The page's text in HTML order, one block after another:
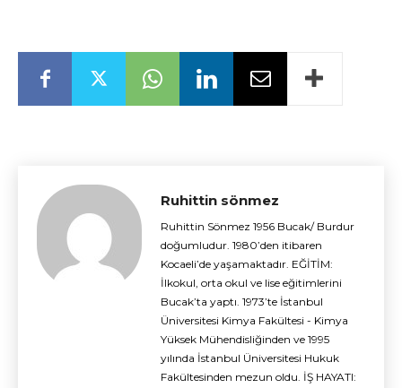
Ruhittin sönmez
Ruhittin Sönmez 1956 Bucak/ Burdur
doğumludur. 1980’den itibaren
Kocaeli’de yaşamaktadır. EĞİTİM:
İlkokul, orta okul ve lise eğitimlerini
Bucak’ta yaptı. 1973’te İstanbul
Üniversitesi Kimya Fakültesi - Kimya
Yüksek Mühendisliğinden ve 1995
yılında İstanbul Üniversitesi Hukuk
Fakültesinden mezun oldu. İŞ HAYATI: